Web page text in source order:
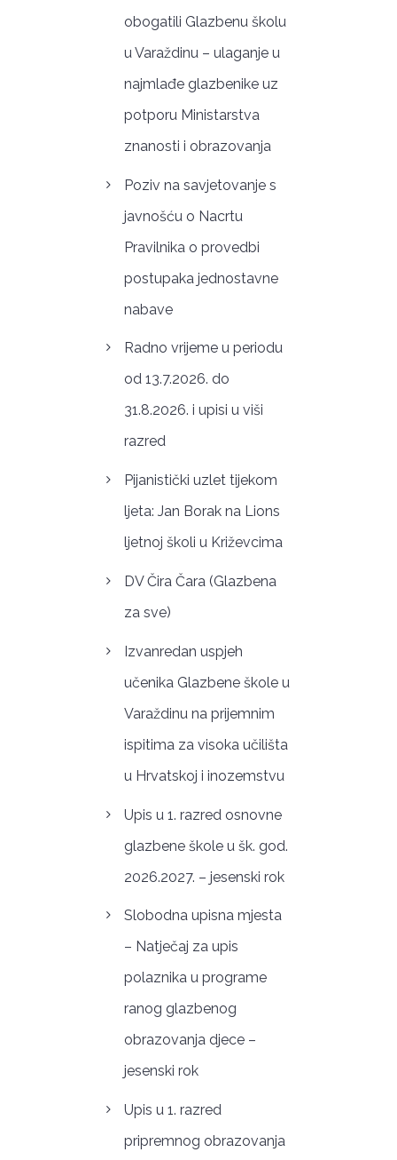
obogatili Glazbenu školu
u Varaždinu – ulaganje u
najmlađe glazbenike uz
potporu Ministarstva
znanosti i obrazovanja
Poziv na savjetovanje s
javnošću o Nacrtu
Pravilnika o provedbi
postupaka jednostavne
nabave
Radno vrijeme u periodu
od 13.7.2026. do
31.8.2026. i upisi u viši
razred
Pijanistički uzlet tijekom
ljeta: Jan Borak na Lions
ljetnoj školi u Križevcima
DV Čira Čara (Glazbena
za sve)
Izvanredan uspjeh
učenika Glazbene škole u
Varaždinu na prijemnim
ispitima za visoka učilišta
u Hrvatskoj i inozemstvu
Upis u 1. razred osnovne
glazbene škole u šk. god.
2026.2027. – jesenski rok
Slobodna upisna mjesta
– Natječaj za upis
polaznika u programe
ranog glazbenog
obrazovanja djece –
jesenski rok
Upis u 1. razred
pripremnog obrazovanja